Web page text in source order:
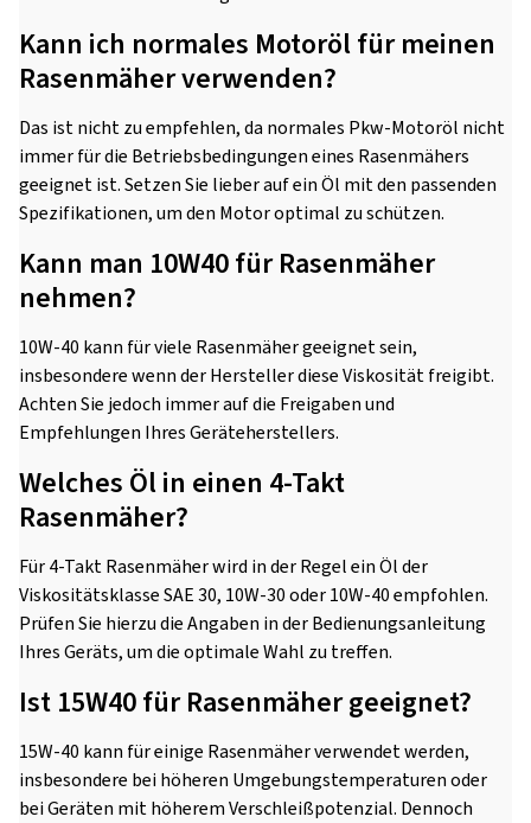
Kann ich normales Motoröl für meinen
Rasenmäher verwenden?
Das ist nicht zu empfehlen, da normales Pkw-Motoröl nicht
immer für die Betriebsbedingungen eines Rasenmähers
geeignet ist. Setzen Sie lieber auf ein Öl mit den passenden
Spezifikationen, um den Motor optimal zu schützen.
Kann man 10W40 für Rasenmäher
nehmen?
10W-40 kann für viele Rasenmäher geeignet sein,
insbesondere wenn der Hersteller diese Viskosität freigibt.
Achten Sie jedoch immer auf die Freigaben und
Empfehlungen Ihres Geräteherstellers.
Welches Öl in einen 4-Takt
Rasenmäher?
Für 4-Takt Rasenmäher wird in der Regel ein Öl der
Viskositätsklasse SAE 30, 10W-30 oder 10W-40 empfohlen.
Prüfen Sie hierzu die Angaben in der Bedienungsanleitung
Ihres Geräts, um die optimale Wahl zu treffen.
Ist 15W40 für Rasenmäher geeignet?
15W-40 kann für einige Rasenmäher verwendet werden,
insbesondere bei höheren Umgebungstemperaturen oder
bei Geräten mit höherem Verschleißpotenzial. Dennoch